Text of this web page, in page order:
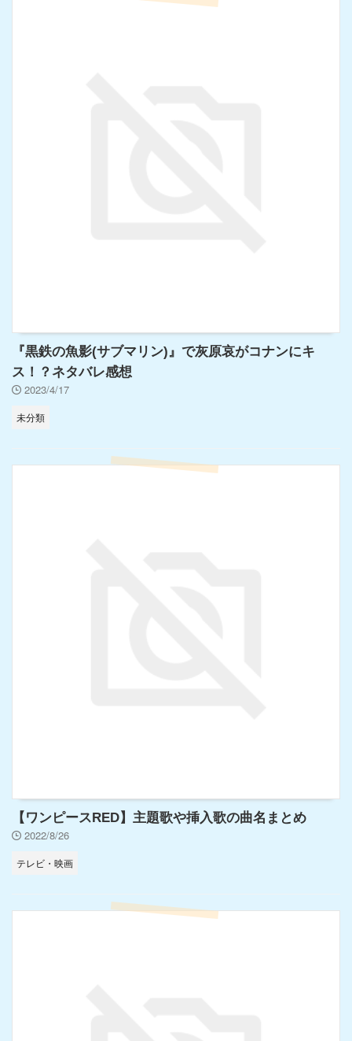
『黒鉄の魚影(サブマリン)』で灰原哀がコナンにキ
ス！？ネタバレ感想
2023/4/17
未分類
【ワンピースRED】主題歌や挿入歌の曲名まとめ
2022/8/26
テレビ・映画